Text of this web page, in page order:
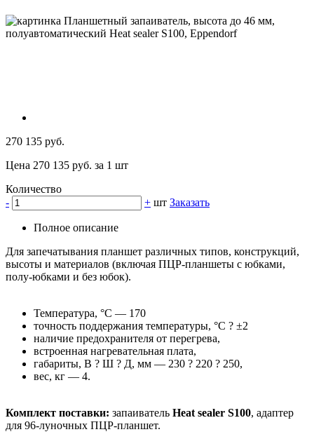
270 135 руб.
Цена 270 135 руб. за 1 шт
Количество
-
+ шт Заказать
Полное описание
Для запечатывания планшет различных типов, конструкций,
высоты и материалов (включая ПЦР-планшеты с юбками,
полу-юбками и без юбок).
Температура, °С — 170
точность поддержания температуры, °С ? ±2
наличие предохранителя от перегрева,
встроенная нагревательная плата,
габариты, В ? Ш ? Д, мм — 230 ? 220 ? 250,
вес, кг — 4.
Комплект поставки: запаиватель Heat sealer S100, адаптер
для 96-луночных ПЦР-планшет.